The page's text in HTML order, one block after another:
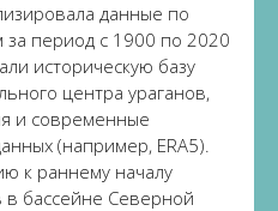
данные по
за период с 1900 по 2020
историческую базу
центра ураганов,
и современные
(например, ERA5).
к раннему началу
бассейне Северной